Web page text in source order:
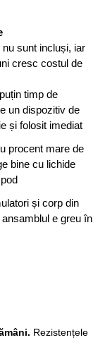
sunt incluși, iar
cresc costul de
timp de
un dispozitiv de
și folosit imediat
procent mare de
bine cu lichide
și corp din
e greu în
Rezistențele